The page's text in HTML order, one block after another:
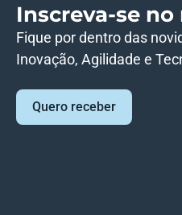
Inscreva-se no
Fique por dentro das
Inovação, Agilidade e
Quero receber